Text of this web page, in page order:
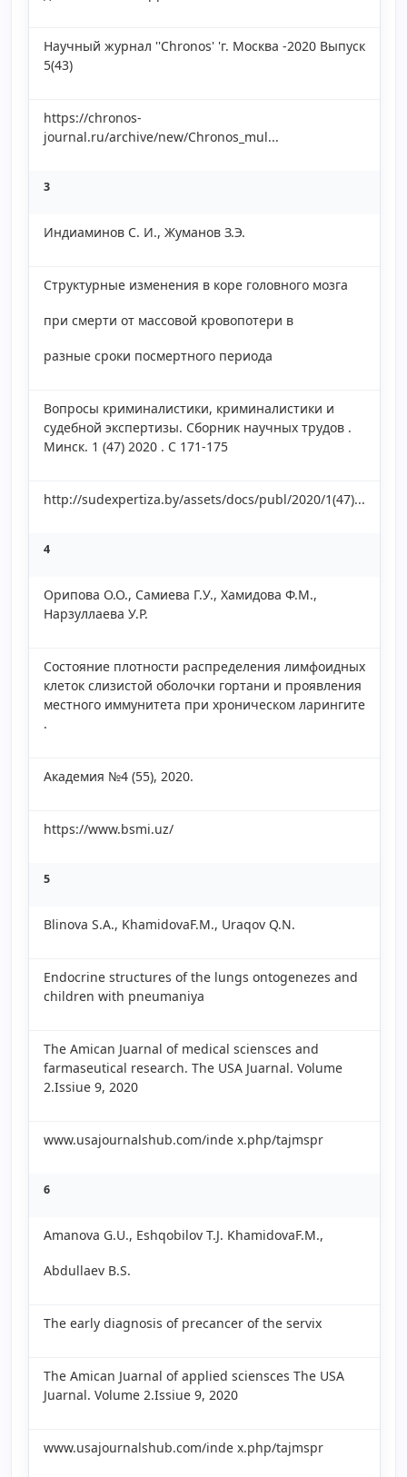
Научный журнал ''Chronos' 'г. Москва -2020 Выпуск
5(43)
https://chronos-
journal.ru/archive/new/Chronos_mul...
3
Индиаминов С. И., Жуманов З.Э.
Структурные изменения в коре головного мозга
при смерти от массовой кровопотери в
разные сроки посмертного периода
Вопросы криминалистики, криминалистики и
судебной экспертизы. Сборник научных трудов .
Минск. 1 (47) 2020 . С 171-175
http://sudexpertiza.by/assets/docs/publ/2020/1(47)...
4
Орипова О.О., Самиева Г.У., Хамидова Ф.М.,
Нарзуллаева У.Р.
Состояние плотности распределения лимфоидных
клеток слизистой оболочки гортани и проявления
местного иммунитета при хроническом ларингите
.
Академия №4 (55), 2020.
https://www.bsmi.uz/
5
Blinova S.A., KhamidovaF.M., Uraqov Q.N.
Endocrine structures of the lungs ontogenezes and
children with pneumaniya
The Amican Juarnal of medical sciensces and
farmaseutical research. The USA Juarnal. Volume
2.Issiue 9, 2020
www.usajournalshub.com/inde x.php/tajmspr
6
Amanova G.U., Eshqobilov T.J. KhamidovaF.M.,
Abdullaev B.S.
The early diagnosis of precancer of the servix
The Amican Juarnal of applied sciensces The USA
Juarnal. Volume 2.Issiue 9, 2020
www.usajournalshub.com/inde x.php/tajmspr